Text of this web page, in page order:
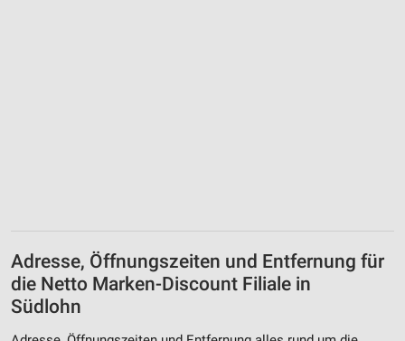
Adresse, Öffnungszeiten und Entfernung für
die Netto Marken-Discount Filiale in
Südlohn